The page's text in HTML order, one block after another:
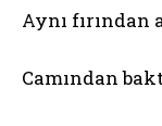
Aynı fırından
Camından